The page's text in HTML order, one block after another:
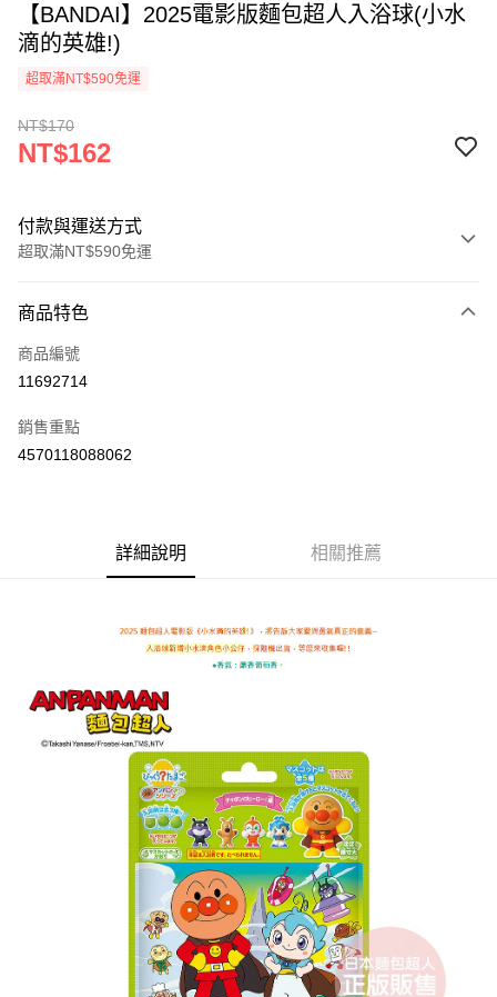
【BANDAI】2025電影版麵包超人入浴球(小水
滴的英雄!)
超取滿NT$590免運
NT$170
NT$162
付款與運送方式
超取滿NT$590免運
信用卡一次付款
超商取貨付款
Apple Pay
AFTEE先享後付是「在收到商品之後才付款」的支付方式。 讓您購物簡單
便利好安心！
１．簡單：不需註冊會員、不需綁卡、不需儲值。
２．便利：只要手機號碼，簡訊認證，即可結帳。
３．安心：先確認商品／服務後，再付款。
【「AFTEE先享後付」結帳流程】
１．於結帳方式選擇「AFTEE先享後付」後，將跳轉至「AFTEE先享後付」
結帳頁面，進行簡訊認證並確認金額後，即可完成結帳。
２．訂單成立數日內，您將收到繳費通知簡訊。
３．收到繳費通知簡訊後14天內，點擊此簡訊中的連結，可透過四大超商／
ATM／網路銀行／等多元方式進行付款，方視為交易完成。
※ 請注意：結帳手續完成當下不需立刻繳費，但若您需要取消訂單，請聯絡
購買商品的店家。未經商家同意取消之訂單仍視為有效，需透過AFTEE先享
後付繳納相關費用。
※ 交易是否成功請以「AFTEE先享後付 」之結帳頁面顯示為準，若有關於
運送方式
每筆NT$60，滿NT$590(含以上)免運費
每筆NT$60，滿NT$590(含以上)免運費
每筆NT$60，滿NT$590(含以上)免運費
商品特色
商品編號
11692714
銷售重點
4570118088062
詳細說明 相關推薦